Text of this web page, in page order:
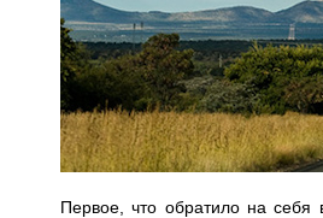
Первое, что обратило на себя